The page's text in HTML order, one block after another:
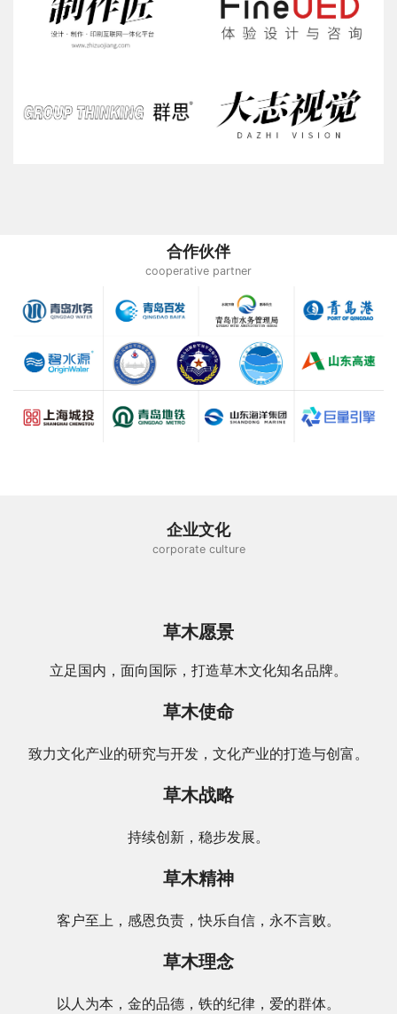
合作伙伴
cooperative partner
企业文化
corporate culture
草木愿景
立足国内，面向国际，打造草木文化知名品牌。
草木使命
致力文化产业的研究与开发，文化产业的打造与创富。
草木战略
持续创新，稳步发展。
草木精神
客户至上，感恩负责，快乐自信，永不言败。
草木理念
以人为本，金的品德，铁的纪律，爱的群体。